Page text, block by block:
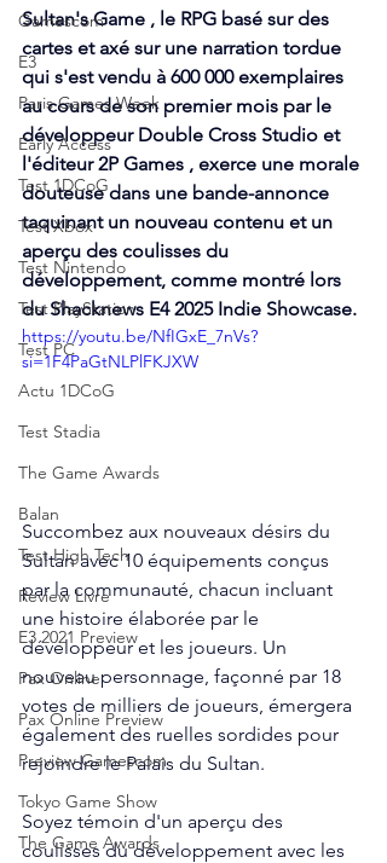
Gamescom
E3
Paris Games Week
Early Access
Test 1DCoG
Test Xbox
Test Nintendo
Test PlayStation
Test PC
Actu 1DCoG
Test Stadia
The Game Awards
Balan
Test High Tech
Review Livre
E3 2021 Preview
Pax Online
Pax Online Preview
Preview Gamescom
Tokyo Game Show
The Game Awards
Sultan's Game , le RPG basé sur des
cartes et axé sur une narration tordue
qui s'est vendu à 600 000 exemplaires
au cours de son premier mois par le
développeur Double Cross Studio et
l'éditeur 2P Games , exerce une morale
douteuse dans une bande-annonce
taquinant un nouveau contenu et un
aperçu des coulisses du
développement, comme montré lors
du Shacknews E4 2025 Indie Showcase.
https://youtu.be/NfIGxE_7nVs?
si=1F4PaGtNLPlFKJXW
Succombez aux nouveaux désirs du
Sultan avec 10 équipements conçus
par la communauté, chacun incluant
une histoire élaborée par le
développeur et les joueurs. Un
nouveau personnage, façonné par 18
votes de milliers de joueurs, émergera
également des ruelles sordides pour
rejoindre le Palais du Sultan.
Soyez témoin d'un aperçu des
coulisses du développement avec les